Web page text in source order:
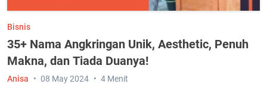
Bisnis
35+ Nama Angkringan Unik, Aesthetic, Penuh
Makna, dan Tiada Duanya!
Anisa 08 May 2024 4 Menit